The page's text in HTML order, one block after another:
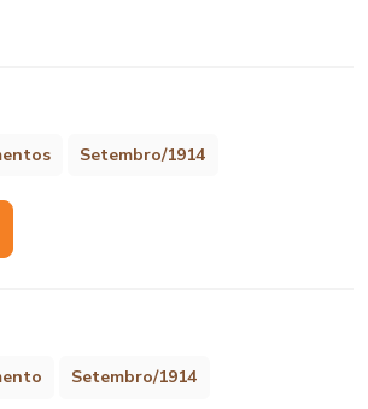
Setembro/1914
Setembro/1914